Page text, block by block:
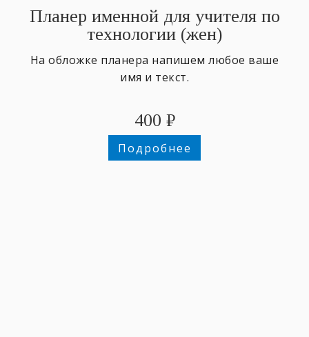
Планер именной для учителя по
технологии (жен)
На обложке планера напишем любое ваше
имя и текст.
400 ₽
Подробнее